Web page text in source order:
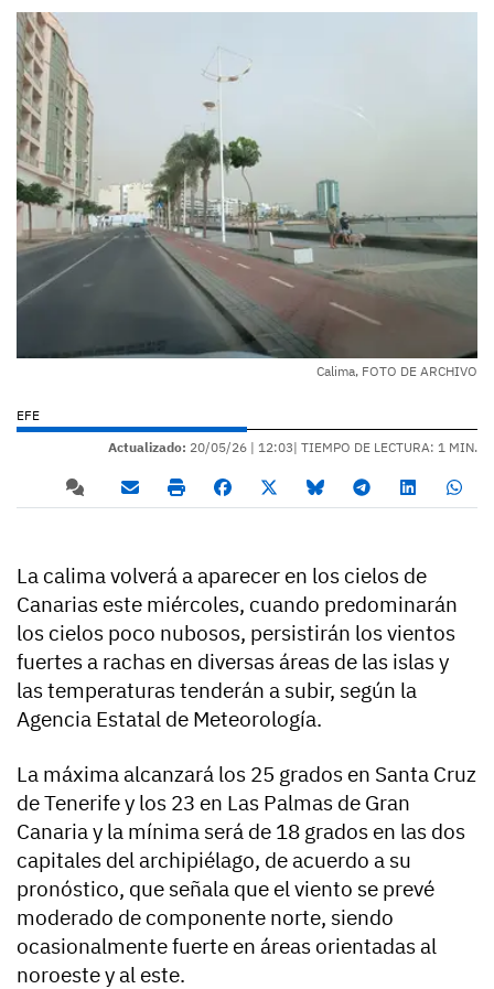
Calima, FOTO DE ARCHIVO
EFE
Actualizado: 20/05/26 | 12:03| TIEMPO DE LECTURA: 1 MIN.
La calima volverá a aparecer en los cielos de
Canarias este miércoles, cuando predominarán
los cielos poco nubosos, persistirán los vientos
fuertes a rachas en diversas áreas de las islas y
las temperaturas tenderán a subir, según la
Agencia Estatal de Meteorología.
La máxima alcanzará los 25 grados en Santa Cruz
de Tenerife y los 23 en Las Palmas de Gran
Canaria y la mínima será de 18 grados en las dos
capitales del archipiélago, de acuerdo a su
pronóstico, que señala que el viento se prevé
moderado de componente norte, siendo
ocasionalmente fuerte en áreas orientadas al
noroeste y al este.